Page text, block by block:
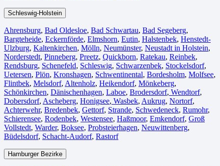
Schleswig-Holstein
Ahrensburg, Bad Oldesloe, Bad Schwartau, Bad Segeberg,
Bargteheide, Eckernförde, Elmshorn, Eutin, Halstenbek, Henstedt-
Ulzburg, Kaltenkirchen, Mölln, Neumünster, Neustadt in Holstein,
Norderstedt, Pinneberg, Preetz, Quickborn, Ratekau, Reinbek,
Rendsburg, Schenefeld, Schleswig, Schwarzenbek, Stockelsdorf,
Uetersen, Plön, Kronshagen, Schwentinental, Bordesholm, Molfsee,
Flintbek, Melsdorf, Altenholz, Heikendorf, Mönkeberg,
Schönkirchen, Dänischenhagen, Laboe, Brodersdorf, Wendtorf,
Dobersdorf, Ascheberg, Honigsee, Wasbek, Aukrug, Nortorf,
Achterwehr, Bredenbek, Gettorf, Strande, Schwedeneck, Rumohr,
Schierensee, Rodenbek, Westensee, Haßmoor, Emkendorf, Groß
Vollstedt, Warder, Boksee, Probsteierhagen, Neuwittenberg,
Büdelsdorf, Schacht-Audorf, Rastorf
Hamburger Bezirke